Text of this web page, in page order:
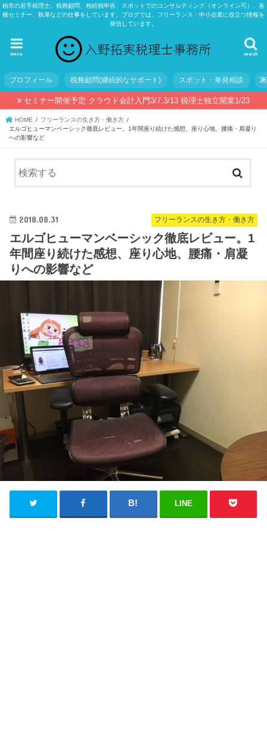
柏市の若手税理士。税務顧問、相続税申告、スポットでのコンサルティング（オンライン可）、各
種セミナー、執筆などの仕事をしています。ブログでは、フリーランス・中小企業に役立つ情報を
発信しています。
search
menu
プロフィール 税務顧問(継続的なサポート) スポット・単発相談
セミナー開催予定 クラウド会計入門3/7,3/13 税理士独立開業1/23
HOME
フリーランスの生き方・働き方
エルゴヒューマンベーシック徹底レビュー。1年間座り続けた感想、座り心地、腰痛・肩凝り
への影響など
フリーランスの生き方・働き方
2018.08.31
エルゴヒューマンベーシック徹底レビュー。1
年間座り続けた感想、座り心地、腰痛・肩凝
りへの影響など
LINE